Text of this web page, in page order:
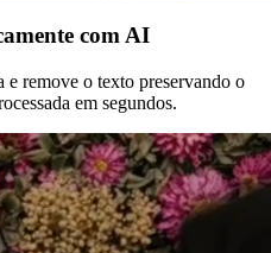
com AI
remove o texto preservando o
em segundos.